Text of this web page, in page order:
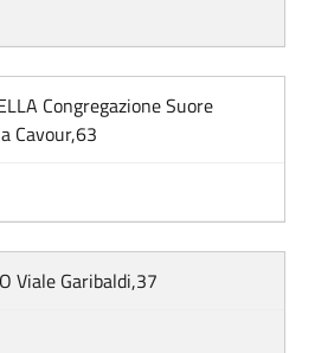
Congregazione Suore
Cavour,63
Viale Garibaldi,37